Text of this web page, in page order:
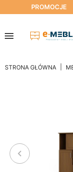
PROMOCJE
STRONA GŁÓWNA
Poprzedni
keyboard_arrow_left